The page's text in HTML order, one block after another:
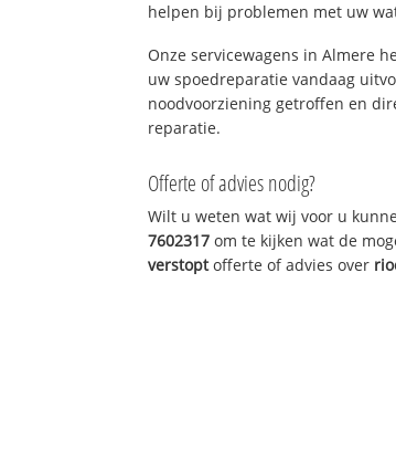
helpen bij problemen met uw
Onze servicewagens in Almere
uw spoedreparatie vandaag
noodvoorziening getroffen en
reparatie.
Offerte of advies nodig?
Wilt u weten wat wij voor u
7602317 om te kijken wat de
verstoptofferte of advies over